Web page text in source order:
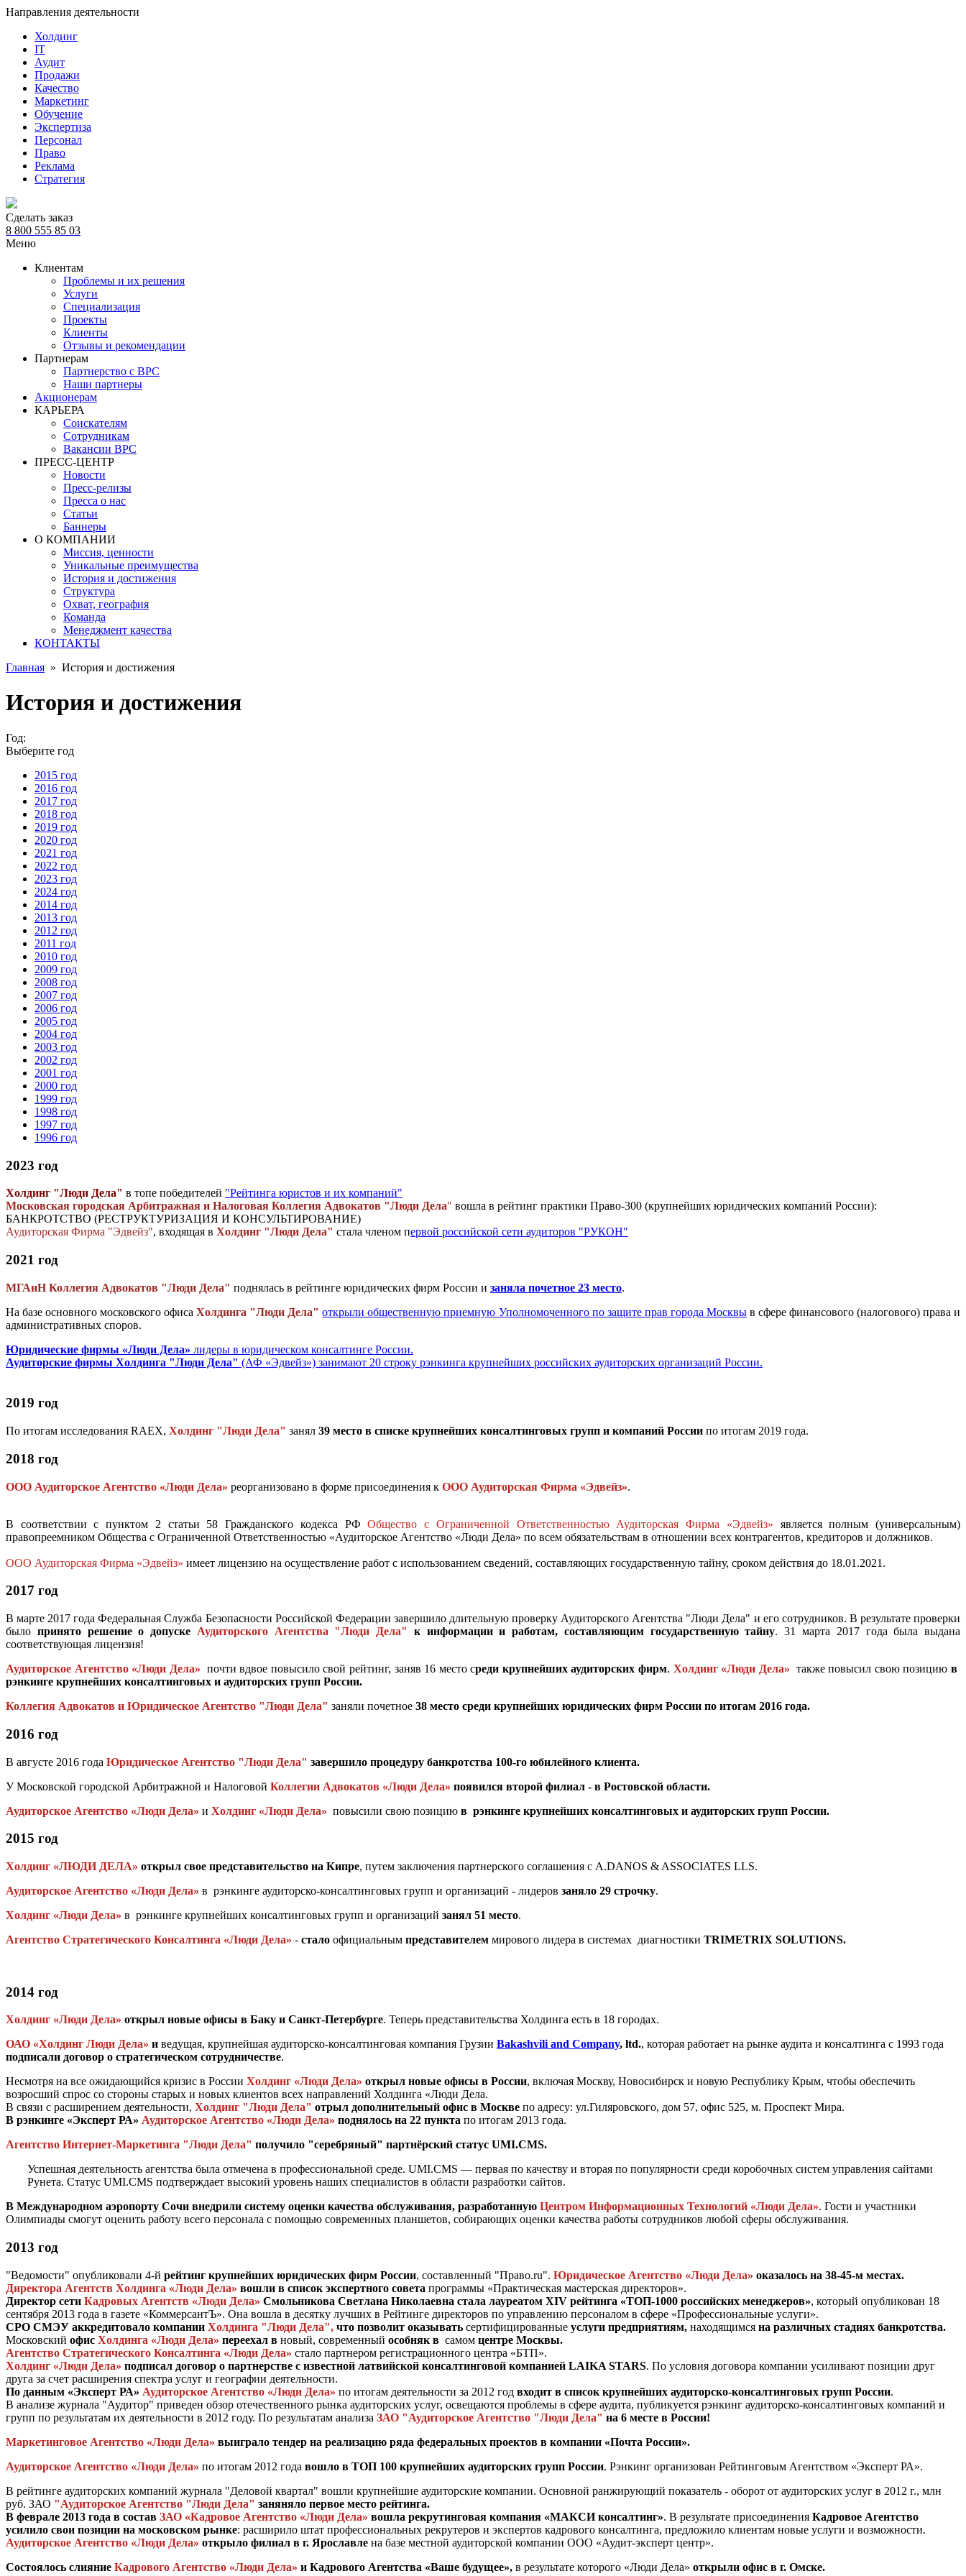
Направления деятельности
Холдинг
IT
Аудит
Продажи
Качество
Маркетинг
Обучение
Экспертиза
Персонал
Право
Реклама
Стратегия
Сделать заказ
8 800 555 85 03
Меню
Клиентам
Проблемы и их решения
Услуги
Специализация
Проекты
Клиенты
Отзывы и рекомендации
Партнерам
Партнерство с BPC
Наши партнеры
Акционерам
КАРЬЕРА
Соискателям
Сотрудникам
Вакансии BPC
ПРЕСС-ЦЕНТР
Новости
Пресс-релизы
Пресса о нас
Статьи
Баннеры
О КОМПАНИИ
Миссия, ценности
Уникальные преимущества
История и достижения
Структура
Охват, география
Команда
Менеджмент качества
КОНТАКТЫ
Главная » История и достижения
История и достижения
Год:
Выберите год
2015 год
2016 год
2017 год
2018 год
2019 год
2020 год
2021 год
2022 год
2023 год
2024 год
2014 год
2013 год
2012 год
2011 год
2010 год
2009 год
2008 год
2007 год
2006 год
2005 год
2004 год
2003 год
2002 год
2001 год
2000 год
1999 год
1998 год
1997 год
1996 год
2023 год
Холдинг "Люди Дела" в топе победителей "Рейтинга юристов и их компаний"
Московская городская Арбитражная и Налоговая Коллегия Адвокатов "Люди Дела" вошла в рейтинг практики Право-300 (крупнейших юридических компаний России):
БАНКРОТСТВО (РЕСТРУКТУРИЗАЦИЯ И КОНСУЛЬТИРОВАНИЕ)
Аудиторская Фирма "Эдвейз", входящая в Холдинг "Люди Дела" стала членом первой российской сети аудиторов "РУКОН"
2021 год
МГАиН Коллегия Адвокатов "Люди Дела" поднялась в рейтинге юридических фирм России и заняла почетное 23 место.
На базе основного московского офисаХолдинга "Люди Дела" открыли общественную приемную Уполномоченного по защите прав города Москвыв сфере финансового (налогового) права и
административных споров.
Юридические фирмы «Люди Дела» лидеры в юридическом консалтинге России.
Аудиторские фирмы Холдинга "Люди Дела" (АФ «Эдвейз») занимают 20 строку рэнкинга крупнейших российских аудиторских организаций России.
2019 год
По итогам исследования RAEX, Холдинг "Люди Дела" занял 39 место в списке крупнейших консалтинговых групп и компаний России по итогам 2019 года.
2018 год
ООО Аудиторское Агентство «Люди Дела» реорганизовано в форме присоединения к ООО Аудиторская Фирма «Эдвейз».
В соответствии с пунктом 2 статьи 58 Гражданского кодекса РФОбщество с Ограниченной Ответственностью Аудиторская Фирма «Эдвейз» является полным (универсальным)
правопреемником Общества с Ограниченной Ответственностью «Аудиторское Агентство «Люди Дела» по всем обязательствам в отношении всех контрагентов, кредиторов и должников.
ООО Аудиторская Фирма «Эдвейз» имеет лицензию на осуществление работ с использованием сведений, составляющих государственную тайну, сроком действия до 18.01.2021.
2017 год
В марте 2017 года Федеральная Служба Безопасности Российской Федерации завершило длительную проверку Аудиторского Агентства "Люди Дела" и его сотрудников. В результате проверки
было принято решение о допуске Аудиторского Агентства "Люди Дела" к информации и работам, составляющим государственную тайну. 31 марта 2017 года была выдана
соответствующая лицензия!
Аудиторское Агентство «Люди Дела» почти вдвое повысило свой рейтинг, заняв 16 место среди крупнейших аудиторских фирм. Холдинг «Люди Дела» также повысил свою позициюв
рэнкинге крупнейших консалтинговых и аудиторских групп России.
Коллегия Адвокатов и Юридическое Агентство "Люди Дела" заняли почетное 38 место среди крупнейших юридических фирм России по итогам 2016 года.
2016 год
В августе 2016 года Юридическое Агентство "Люди Дела" завершило процедуру банкротства 100-го юбилейного клиента.
У Московской городской Арбитражной и Налоговой Коллегии Адвокатов «Люди Дела» появился второй филиал - в Ростовской области.
Аудиторское Агентство «Люди Дела» и Холдинг «Люди Дела» повысили свою позицию в рэнкинге крупнейших консалтинговых и аудиторских групп России.
2015 год
Холдинг «ЛЮДИ ДЕЛА» открыл свое представительство на Кипре, путем заключения партнерского соглашения с A.DANOS & ASSOCIATES LLS.
Аудиторское Агентство «Люди Дела» в рэнкинге аудиторско-консалтинговых групп и организаций - лидеров заняло 29 строчку.
Холдинг «Люди Дела» в рэнкинге крупнейших консалтинговых групп и организаций занял 51 место.
Агентство Стратегического Консалтинга «Люди Дела» - стало официальным представителем мирового лидера в системах диагностики TRIMETRIX SOLUTIONS.
2014 год
Холдинг «Люди Дела» открыл новые офисы в Баку и Санкт-Петербурге. Теперь представительства Холдинга есть в 18 городах.
ОАО «Холдинг Люди Дела» и ведущая, крупнейшая аудиторско-консалтинговая компания Грузии Bakashvili and Company, ltd., которая работает на рынке аудита и консалтинга с 1993 года
подписали договор о стратегическом сотрудничестве.
Несмотря на все ожидающийся кризис в России Холдинг «Люди Дела» открыл новые офисы в России, включая Москву, Новосибирск и новую Республику Крым, чтобы обеспечить
возросший спрос со стороны старых и новых клиентов всех направлений Холдинга «Люди Дела.
В связи с расширением деятельности, Холдинг "Люди Дела" отрыл дополнительный офис в Москве по адресу: ул.Гиляровского, дом 57, офис 525, м. Проспект Мира.
В рэнкинге «Эксперт РА» Аудиторское Агентство «Люди Дела» поднялось на 22 пункта по итогам 2013 года.
Агентство Интернет-Маркетинга "Люди Дела" получило "серебряный" партнёрский статус UMI.CMS.
Успешная деятельность агентства была отмечена в профессиональной среде. UMI.CMS — первая по качеству и вторая по популярности среди коробочных систем управления сайтами
Рунета. Статус UMI.CMS подтверждает высокий уровень наших специалистов в области разработки сайтов.
В Международном аэропорту Сочи внедрили систему оценки качества обслуживания, разработанную Центром Информационных Технологий «Люди Дела». Гости и участники
Олимпиады смогут оценить работу всего персонала с помощью современных планшетов, собирающих оценки качества работы сотрудников любой сферы обслуживания.
2013 год
"Ведомости" опубликовали 4-й рейтинг крупнейших юридических фирм России, составленный "Право.ru". Юридическое Агентство «Люди Дела» оказалось на 38-45-м местах.
Директора Агентств Холдинга «Люди Дела» вошли в список экспертного совета программы «Практическая мастерская директоров».
Директор сети Кадровых Агентств «Люди Дела» Смольникова Светлана Николаевна стала лауреатом XIV рейтинга «ТОП-1000 российских менеджеров», который опубликован 18
сентября 2013 года в газете «КоммерсантЪ». Она вошла в десятку лучших в Рейтинге директоров по управлению персоналом в сфере «Профессиональные услуги».
СРО СМЭУ аккредитовало компании Холдинга "Люди Дела", что позволит оказывать сертифицированные услуги предприятиям, находящимся на различных стадиях банкротства.
Московский офис Холдинга «Люди Дела» переехал в новый, современный особняк в самом центре Москвы.
Агентство Стратегического Консалтинга «Люди Дела» стало партнером регистрационного центра «БТП».
Холдинг «Люди Дела» подписал договор о партнерстве с известной латвийской консалтинговой компанией LAIKA STARS. По условия договора компании усиливают позиции друг
друга за счет расширения спектра услуг и географии деятельности.
По данным «Эксперт РА» Аудиторское Агентство «Люди Дела» по итогам деятельности за 2012 год входит в список крупнейших аудиторско-консалтинговых групп России.
В анализе журнала "Аудитор" приведен обзор отечественного рынка аудиторских услуг, освещаются проблемы в сфере аудита, публикуется рэнкинг аудиторско-консалтинговых компаний и
групп по результатам их деятельности в 2012 году. По результатам анализа ЗАО "Аудиторское Агентство "Люди Дела" на 6 месте в России!
Маркетинговое Агентство «Люди Дела» выиграло тендер на реализацию ряда федеральных проектов в компании «Почта России».
Аудиторское Агентство «Люди Дела» по итогам 2012 года вошло в ТОП 100 крупнейших аудиторских групп России. Рэнкинг организован Рейтинговым Агентством «Эксперт РА».
В рейтинге аудиторских компаний журнала "Деловой квартал" вошли крупнейшие аудиторские компании. Основной ранжирующий показатель - оборот от аудиторских услуг в 2012 г., млн
руб. ЗАО "Аудиторское Агентство "Люди Дела" заняняло первое место рейтинга.
В феврале 2013 года в состав ЗАО «Кадровое Агентство «Люди Дела» вошла рекрутинговая компания «МАКСИ консалтинг». В результате присоединения Кадровое Агентство
усилило свои позиции на московском рынке: расширило штат профессиональных рекрутеров и экспертов кадрового консалтинга, предложило клиентам новые услуги и возможности.
Аудиторское Агентство «Люди Дела» открыло филиал в г. Ярославле на базе местной аудиторской компании ООО «Аудит-эксперт центр».
Состоялось слияние Кадрового Агентство «Люди Дела» и Кадрового Агентства «Ваше будущее», в результате которого «Люди Дела» открыли офис в г. Омске.